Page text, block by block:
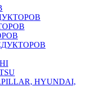
HYUNDAI,